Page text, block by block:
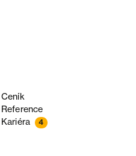
Ceník
Reference
Kariéra 4